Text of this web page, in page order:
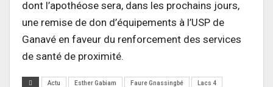
dont l’apothéose sera, dans les prochains jours,
une remise de don d’équipements à l’USP de
Ganavé en faveur du renforcement des services
de santé de proximité.
Actu Esther Gabiam Faure Gnassingbé Lacs 4